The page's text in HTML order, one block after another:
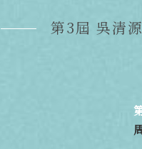
第3屆 吳清